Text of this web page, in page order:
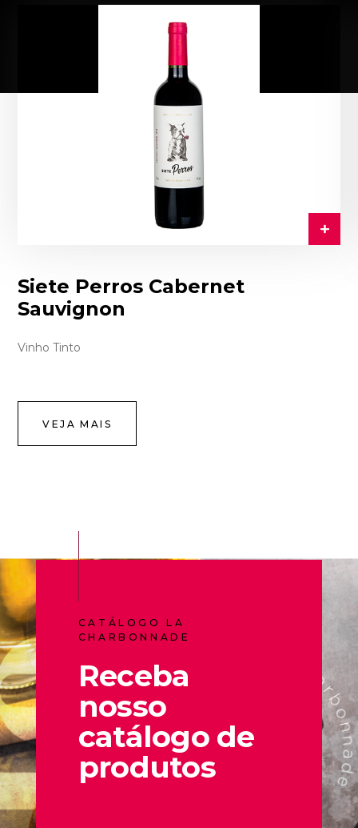
Siete Perros Cabernet
Sauvignon
Vinho Tinto
VEJA MAIS
CATÁLOGO LA
CHARBONNADE
Receba
nosso
catálogo de
produtos